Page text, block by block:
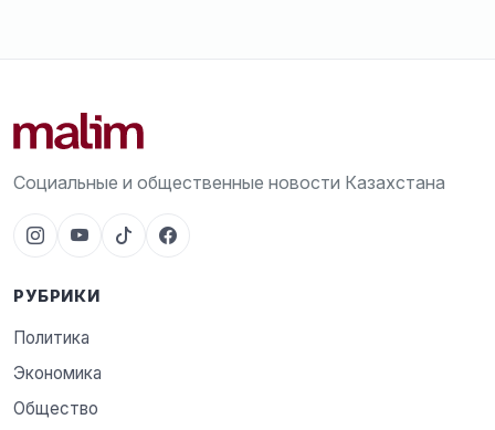
Социальные и общественные новости Казахстана
РУБРИКИ
Политика
Экономика
Общество